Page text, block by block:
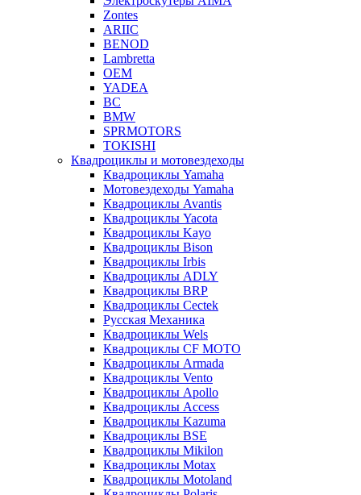
Zontes
ARIIC
BENOD
Lambretta
OEM
YADEA
BC
BMW
SPRMOTORS
TOKISHI
Квадроциклы и мотовездеходы
Квадроциклы Yamaha
Мотовездеходы Yamaha
Квадроциклы Avantis
Квадроциклы Yacota
Квадроциклы Kayo
Квадроциклы Bison
Квадроциклы Irbis
Квадроциклы ADLY
Квадроциклы BRP
Квадроциклы Cectek
Русская Механика
Квадроциклы Wels
Квадроциклы CF MOTO
Квадроциклы Armada
Квадроциклы Vento
Квадроциклы Apollo
Квадроциклы Access
Квадроциклы Kazuma
Квадроциклы BSE
Квадроциклы Mikilon
Квадроциклы Motax
Квадроциклы Motoland